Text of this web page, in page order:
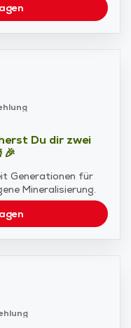
Du dir zwei
Generationen für
Mineralisierung.